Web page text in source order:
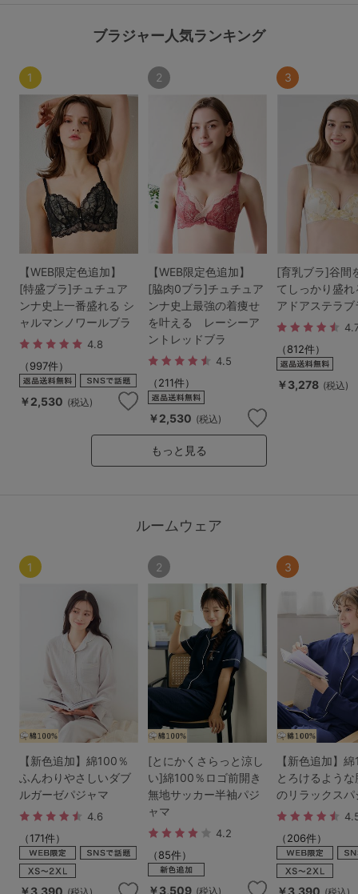
L-CD L-EF
LL-EF
サイズの表示を閉じる
お気に入り
新着アイテム
ランキング
高評価レビューアイテム
特集ページ
検索を閉じる
ブラジャー人気ランキング
1
【WEB限定色追加】
[特盛ブラ]チュチュア
ンナ史上一番盛れる シ
ャルマンノワールブラ
4.8
（997件）
￥2,530 (税込)
2
【WEB限定色追加】
[脇肉0ブラ]チュチュア
ンナ史上最強の着痩せ
を叶える レーシーア
ントレッドブラ
4.5
（211件）
￥2,530 (税込)
3
[育乳ブラ]谷間
てしっかり盛
アドアステラブ
（812件）
￥3,278 (税込)
もっと見る
ルームウェア
1
【新色追加】綿100％
ふんわりやさしいダブ
ルガーゼパジャマ
4.6
（171件）
2
[とにかくさらっと涼し
い]綿100％ロゴ前開き
無地サッカー半袖パジ
ャマ
4.2
（85件）
￥3,509 (税込)
3
【新色追加】
とろけるよう
のリラックスパ
（206件）